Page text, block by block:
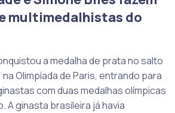
multimedalhistas do
a medalha de prata no salto
Olimpíada de Paris, entrando para
com duas medalhas olímpicas
A ginasta brasileira já havia